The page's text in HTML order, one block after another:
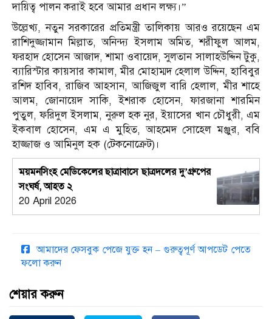
দায়িত্ব পালন করাই হবে আমার প্রধান লক্ষ্য।”
উল্লেখ্য, নতুন সরকারের প্রতিমন্ত্রী তালিকায় আরও রয়েছেন এম
রাশিদুজ্জামান মিল্লাত, অনিন্দ্য ইসলাম অমিত, শরীফুল আলম,
ফরহাদ হোসেন আজাদ, শামা ওবায়েদ, সুলতান সালাহউদ্দিন টুকু,
ব্যারিস্টার কায়সার কামাল, মীর মোহাম্মদ হেলাল উদ্দিন, হাবিবুর
রশিদ হাবিব, রাজিব আহসান, আজিজুল বারি হেলাল, মীর শাহে
আলম, জোনায়েদ সাকি, ইশরাক হোসেন, ফারজানা শারমিন
পুতুল, ফরিদুল ইসলাম, নুরুল হক নুর, ইয়াসের খান চৌধুরী, এম
ইকবাল হোসেন, এম এ মুহিত, আহমেদ সোহেল মঞ্জুর, ববি
হাজ্জাজ ও আমিনুল হক (টেকনোক্রেট)।
ময়মনসিংহ মেডিকেলের ছাত্রাবাসে ছাত্রদলের দু’গ্রুপের
সংঘর্ষ, আহত ২
20 April 2026
আমাদের ফেসবুক পেজে যুক্ত হন – গুরুত্বপূর্ণ আপডেট পেতে
ফলো করুন
শেয়ার করুন